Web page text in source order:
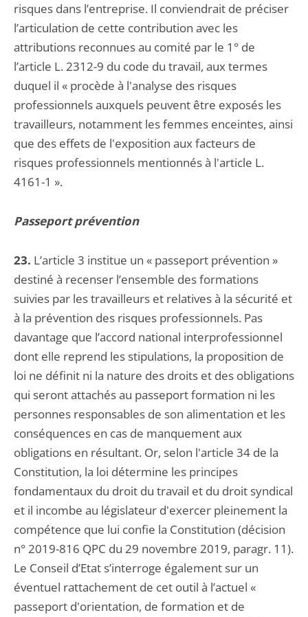
risques dans l’entreprise. Il conviendrait de préciser
l’articulation de cette contribution avec les
attributions reconnues au comité par le 1° de
l’article L. 2312-9 du code du travail, aux termes
duquel il « procède à l'analyse des risques
professionnels auxquels peuvent être exposés les
travailleurs, notamment les femmes enceintes, ainsi
que des effets de l'exposition aux facteurs de
risques professionnels mentionnés à l'article L.
4161-1 ».
Passeport prévention
23. L’article 3 institue un « passeport prévention »
destiné à recenser l’ensemble des formations
suivies par les travailleurs et relatives à la sécurité et
à la prévention des risques professionnels. Pas
davantage que l’accord national interprofessionnel
dont elle reprend les stipulations, la proposition de
loi ne définit ni la nature des droits et des obligations
qui seront attachés au passeport formation ni les
personnes responsables de son alimentation et les
conséquences en cas de manquement aux
obligations en résultant. Or, selon l'article 34 de la
Constitution, la loi détermine les principes
fondamentaux du droit du travail et du droit syndical
et il incombe au législateur d'exercer pleinement la
compétence que lui confie la Constitution (décision
n° 2019-816 QPC du 29 novembre 2019, paragr. 11).
Le Conseil d’Etat s’interroge également sur un
éventuel rattachement de cet outil à l’actuel «
passeport d'orientation, de formation et de